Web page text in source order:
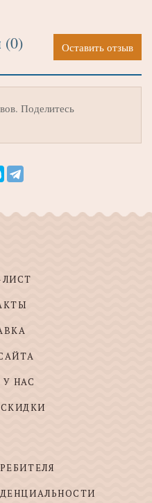
(0) Оставить отзыв
Поделитесь
У НАС